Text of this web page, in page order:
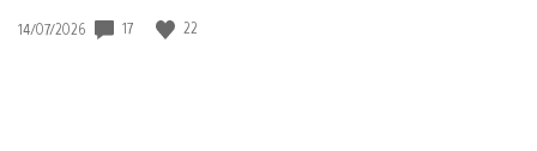
Data
14/07/2026 17 22